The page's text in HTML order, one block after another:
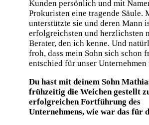
Kunden persönlich und mit
Prokuristen eine tragende Säule.
unterstützte sie und deren Mann
erfolgreichsten und herzlichsten
Berater, den ich kenne. Und
froh, dass mein Sohn sich schon
entschied für unser Unternehmen
Du hast mit deinem Sohn
frühzeitig die Weichen gestellt
erfolgreichen Fortführung des
Unternehmens, wie war das für